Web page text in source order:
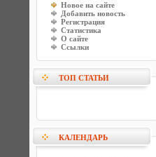
Новое на сайте
Добавить новость
Регистрация
Статистика
О сайте
Ссылки
ТОП СТАТЬИ
КАЛЕНДАРЬ